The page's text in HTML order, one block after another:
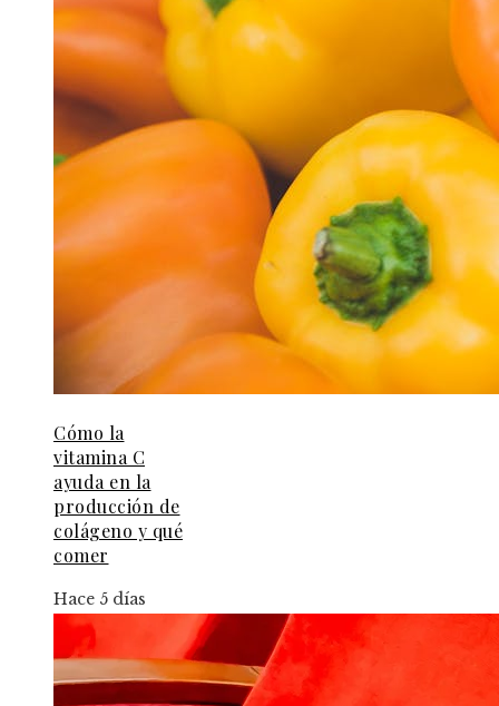
Cómo la
vitamina C
ayuda en la
producción de
colágeno y qué
comer
Hace 5 días